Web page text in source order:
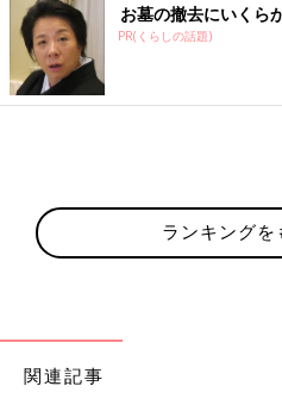
お墓の撤去にいくら
PR(くらしの話題)
ランキングを
関連記事